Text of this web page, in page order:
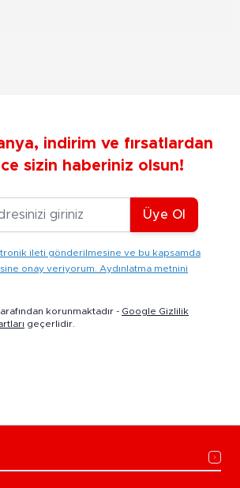
indirim ve fırsatlardan
sizin haberiniz olsun!
E-posta Adresiniz
Üye Ol
ileti gönderilmesine ve bu kapsamda
onay veriyorum. Aydınlatma metnini
korunmaktadır - Google Gizlilik
geçerlidir.